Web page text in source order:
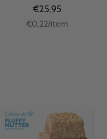
€25,95
Stukprijs
€0,22/per
item